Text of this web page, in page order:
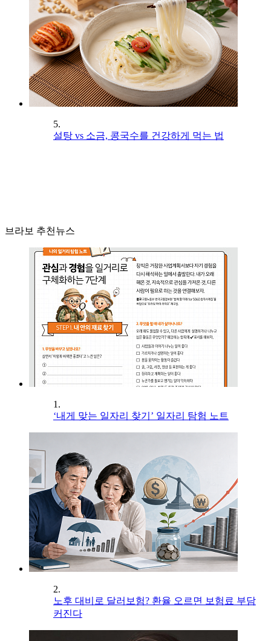
5.
설탕 vs 소금, 콩국수를 건강하게 먹는 법
브라보 추천뉴스
1.
‘내게 맞는 일자리 찾기’ 일자리 탐험 노트
2.
노후 대비로 달러보험? 환율 오르면 보험료 부담
커진다